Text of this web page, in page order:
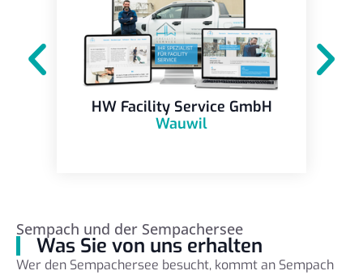
HW Facility Service GmbH
Wauwil
Sempach und der Sempachersee
Was Sie von uns erhalten
Wer den Sempachersee besucht, kommt an Sempach